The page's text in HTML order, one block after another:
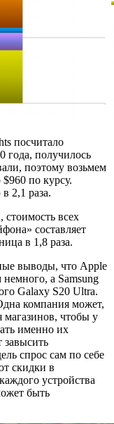
посчитало
года, получилось
поэтому возьмем
по курсу.
2,1 раза.
всех
составляет
в 1,8 раза.
выводы, что Apple
немного, а Samsung
Galaxy S20 Ultra.
компания может,
магазинов, чтобы у
именно их
завысить
спрос сам по себе
скидки в
устройства
быть